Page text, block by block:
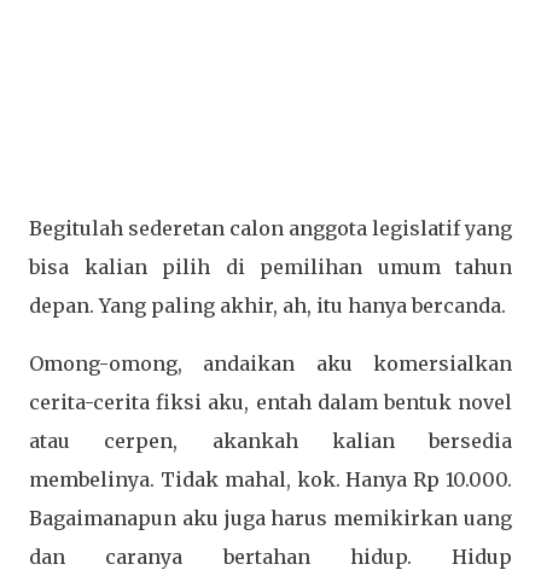
Begitulah sederetan calon anggota legislatif yang
bisa kalian pilih di pemilihan umum tahun
depan. Yang paling akhir, ah, itu hanya bercanda.
Omong-omong, andaikan aku komersialkan
cerita-cerita fiksi aku, entah dalam bentuk novel
atau cerpen, akankah kalian bersedia
membelinya. Tidak mahal, kok. Hanya Rp 10.000.
Bagaimanapun aku juga harus memikirkan uang
dan caranya bertahan hidup. Hidup